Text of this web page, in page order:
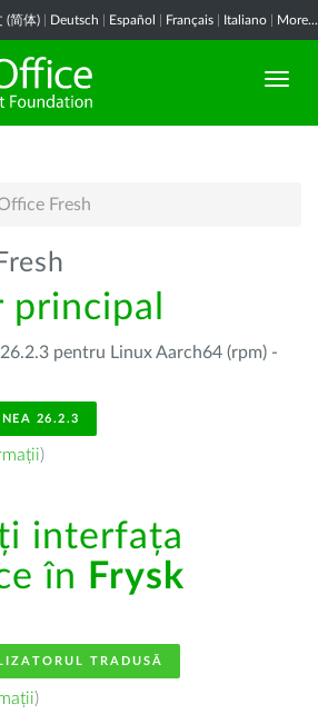
(简体) Deutsch Español Français Italiano More...
Fresh
principal
pentru Linux Aarch64 (rpm) -
26.2.3
)
interfața
în Frysk
TRADUSĂ
)